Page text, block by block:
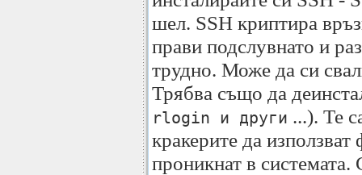
шел. SSH криптира
прави подслувнато и
трудно. Може да си
Трябва също да
rlogin и други ...). Те
кракерите да
проникнат в системата.